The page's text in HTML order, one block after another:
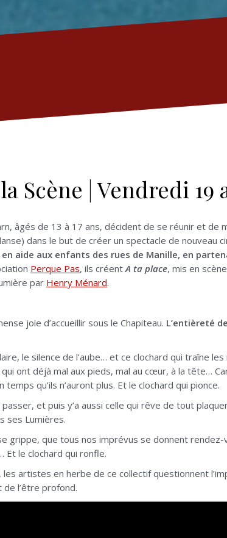
Scène | Vendredi 19
âgés de 13 à 17 ans, décident de se réunir et de
dans le but de créer un spectacle de nouveau
aide aux enfants des rues de Manille, en
Perque Pas, ils créentA ta place, mis en
par Henry Ménard.
joie d’accueillir sous le Chapiteau. L’entièreté
le silence de l’aube… et ce clochard qui traîne les
ont déjà mal aux pieds, mal au cœur, à la tête…
qu’ils n’auront plus. Et le clochard qui pionce.
et puis y’a aussi celle qui rêve de tout
ses Lumières.
grippe, que tous nos imprévus se donnent rendez-
Et le clochard qui ronfle.
artistes en herbe de ce collectif questionnent
de l’être profond.